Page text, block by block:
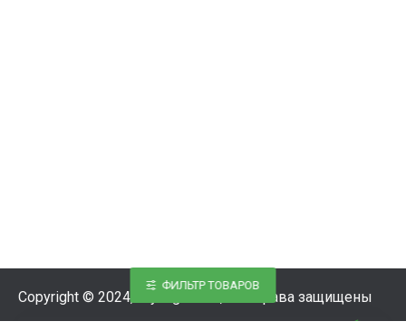
Copyright © 2024, Styling-Parts, Все права защищены
ФИЛЬТР ТОВАРОВ